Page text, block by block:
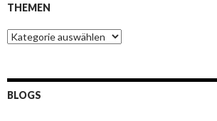
THEMEN
Themen
BLOGS